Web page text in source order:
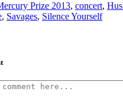
Prize 2013, concert,
, Savages, Silence Yourself